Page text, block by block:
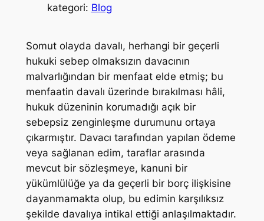
kategori: Blog
Somut olayda davalı, herhangi bir geçerli
hukuki sebep olmaksızın davacının
malvarlığından bir menfaat elde etmiş; bu
menfaatin davalı üzerinde bırakılması hâli,
hukuk düzeninin korumadığı açık bir
sebepsiz zenginleşme durumunu ortaya
çıkarmıştır. Davacı tarafından yapılan ödeme
veya sağlanan edim, taraflar arasında
mevcut bir sözleşmeye, kanuni bir
yükümlülüğe ya da geçerli bir borç ilişkisine
dayanmamakta olup, bu edimin karşılıksız
şekilde davalıya intikal ettiği anlaşılmaktadır.